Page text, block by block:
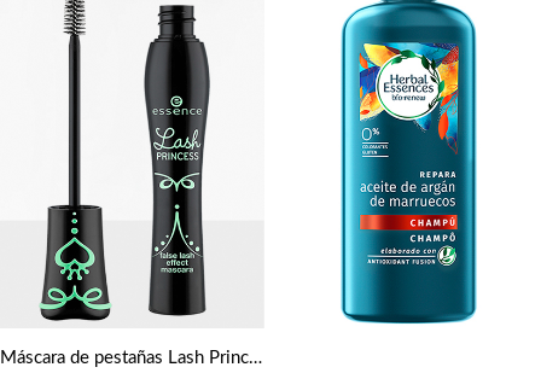
Máscara de pestañas Lash Princess de Essence